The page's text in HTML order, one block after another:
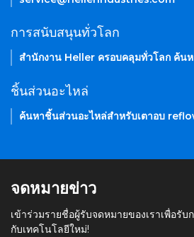
การสนับสนุนทั่วโลก
สำนักงาน Heller ครอบคลุมทั่วโลก ค้น
ชิ้นส่วนอะไหล่
ค้นหาชิ้นส่วนอะไหล่สำหรับเตาอบ
จดหมายข่าว
เข้าร่วมรายชื่อผู้รับจดหมายของเราเพื่อรับ
กับเทคโนโลยีใหม่!